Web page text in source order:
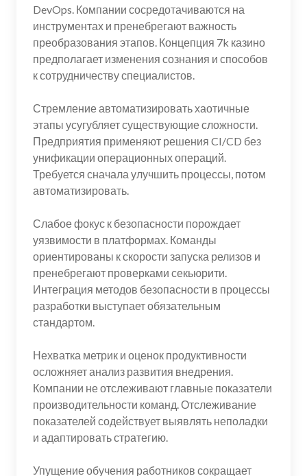
DevOps. Компании сосредотачиваются на
инструментах и пренебрегают важность
преобразования этапов. Концепция 7k казино
предполагает изменения сознания и способов
к сотрудничеству специалистов.
Стремление автоматизировать хаотичные
этапы усугубляет существующие сложности.
Предприятия применяют решения CI/CD без
унификации операционных операций.
Требуется сначала улучшить процессы, потом
автоматизировать.
Слабое фокус к безопасности порождает
уязвимости в платформах. Команды
ориентированы к скорости запуска релизов и
пренебрегают проверками секьюрити.
Интеграция методов безопасности в процессы
разработки выступает обязательным
стандартом.
Нехватка метрик и оценок продуктивности
осложняет анализ развития внедрения.
Компании не отслеживают главные показатели
производительности команд. Отслеживание
показателей содействует выявлять неполадки
и адаптировать стратегию.
Упущение обучения работников сокращает